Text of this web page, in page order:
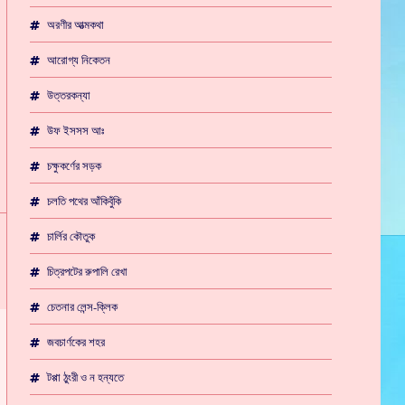
অরণীর আত্মকথা
আরোগ্য নিকেতন
উত্তরকন্যা
উফ ইসসস আঃ
চক্ষুকর্ণের সড়ক
চলতি পথের আঁকিবুঁকি
চার্লির কৌতুক
চিত্রপটের রুপালি রেখা
চেতনার লেন্স-ক্লিক
জবচার্ণকের শহর
টপ্পা ঠুংরী ও ন হন্যতে